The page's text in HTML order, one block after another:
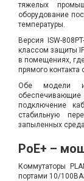
тяжелых
оборудование
температуры.
Версия ISW-
классом защиты
в помещениях,
прямого
Обе модели
обеспечивающие
подключение
стабильную
запыленных
PoE+ –
Коммутаторы
портами 10/